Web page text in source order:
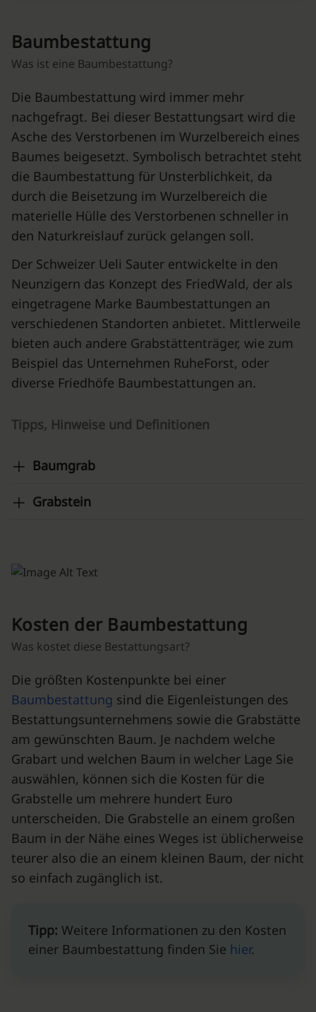
Baumbestattung
Was ist eine Baumbestattung?
Die Baumbestattung wird immer mehr
nachgefragt. Bei dieser Bestattungsart wird die
Asche des Verstorbenen im Wurzelbereich eines
Baumes beigesetzt. Symbolisch betrachtet steht
die Baumbestattung für Unsterblichkeit, da
durch die Beisetzung im Wurzelbereich die
materielle Hülle des Verstorbenen schneller in
den Naturkreislauf zurück gelangen soll.
Der Schweizer Ueli Sauter entwickelte in den
Neunzigern das Konzept des FriedWald, der als
eingetragene Marke Baumbestattungen an
verschiedenen Standorten anbietet. Mittlerweile
bieten auch andere Grabstättenträger, wie zum
Beispiel das Unternehmen RuheForst, oder
diverse Friedhöfe Baumbestattungen an.
Tipps, Hinweise und Definitionen
Baumgrab
Grabstein
Kosten der Baumbestattung
Was kostet diese Bestattungsart?
Die größten Kostenpunkte bei einer
Baumbestattung sind die Eigenleistungen des
Bestattungsunternehmens sowie die Grabstätte
am gewünschten Baum. Je nachdem welche
Grabart und welchen Baum in welcher Lage Sie
auswählen, können sich die Kosten für die
Grabstelle um mehrere hundert Euro
unterscheiden. Die Grabstelle an einem großen
Baum in der Nähe eines Weges ist üblicherweise
teurer also die an einem kleinen Baum, der nicht
so einfach zugänglich ist.
Tipp: Weitere Informationen zu den Kosten
einer Baumbestattung finden Sie hier.